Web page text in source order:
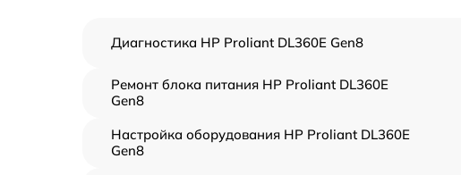
Диагностика HP Proliant DL360E Gen8
Ремонт блока питания HP Proliant DL360E
Gen8
Настройка оборудования HP Proliant DL360E
Gen8